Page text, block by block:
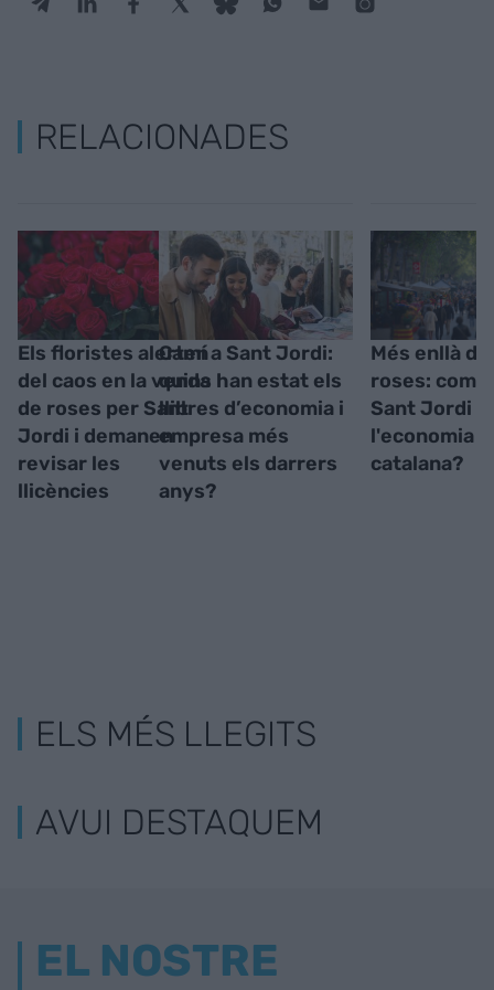
RELACIONADES
Els floristes alerten
del caos en la venda
de roses per Sant
Jordi i demanen
revisar les
llicències
Camí a Sant Jordi:
quins han estat els
llibres d’economia i
empresa més
venuts els darrers
anys?
Més enllà
roses: com
Sant Jordi a
l'economia
catalana?
ELS MÉS LLEGITS
AVUI DESTAQUEM
EL NOSTRE